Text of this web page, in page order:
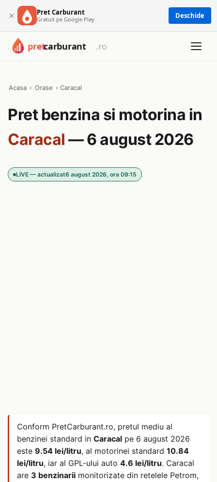
× Pret Carburant
Gratuit pe Google Play Deschide
Acasa › Orase › Caracal
Pret benzina si motorina in
Caracal — 6 august 2026
LIVE — actualizat6 august 2026, ora 09:15
Conform PretCarburant.ro, pretul mediu al
benzinei standard in Caracal pe 6 august 2026
este 9.54 lei/litru, al motorinei standard 10.84
lei/litru, iar al GPL-ului auto 4.6 lei/litru. Caracal
are 3 benzinarii monitorizate din retelele Petrom,